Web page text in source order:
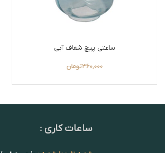
ساعتی پیچ شفاف آبی
360,000تومان
ساعات کاری :